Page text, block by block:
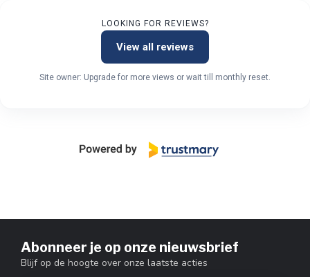
LOOKING FOR REVIEWS?
View all reviews
Site owner: Upgrade for more views or wait till monthly reset.
Abonneer je op onze nieuwsbrief
Blijf op de hoogte over onze laatste acties